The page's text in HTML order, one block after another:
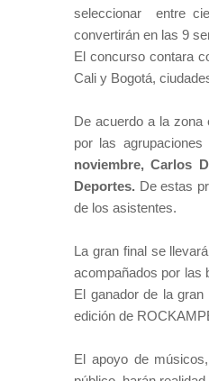
seleccionar
entre
convertirán en las 9
El concurso contara
Cali y Bogotá,
De acuerdo a la zona
por las agrupaciones
noviembre, Carlos
Deportes. De estas
de los asistentes.
La gran final se
acompañados por las
El ganador de la
edición de
El apoyo de